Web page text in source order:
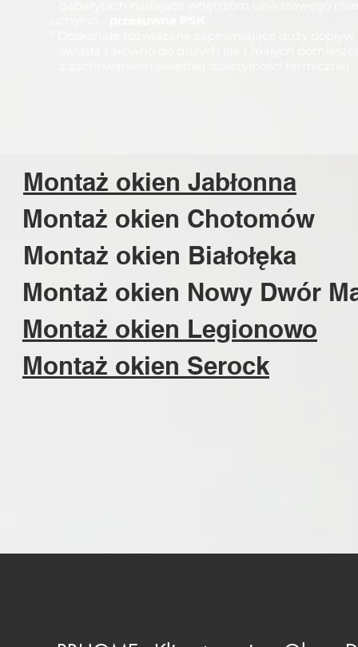
Montaż okien Jabłonna
Montaż okien Chotomów
Montaż okien Białołęka
Montaż okien Nowy Dwór
Montaż okien Legionowo
Montaż okien Serock